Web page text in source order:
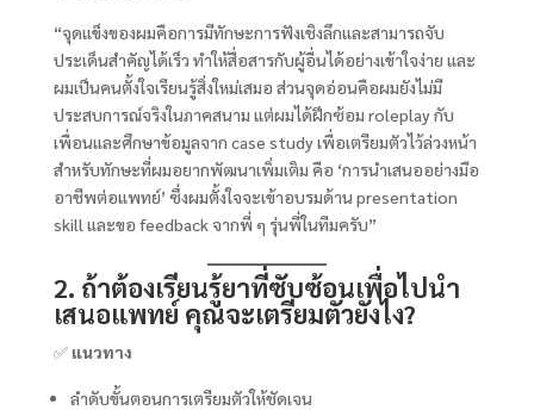
“จุดแข็งของผมคือการมีทักษะการฟังเชิงลึกและสามารถจับ
ประเด็นสำคัญได้เร็ว ทำให้สื่อสารกับผู้อื่นได้อย่างเข้าใจง่าย และ
ผมเป็นคนตั้งใจเรียนรู้สิ่งใหม่เสมอ ส่วนจุดอ่อนคือผมยังไม่มี
ประสบการณ์จริงในภาคสนาม แต่ผมได้ฝึกซ้อม roleplay กับ
เพื่อนและศึกษาข้อมูลจาก case study เพื่อเตรียมตัวไว้ล่วงหน้า
สำหรับทักษะที่ผมอยากพัฒนาเพิ่มเติม คือ ‘การนำเสนออย่างมือ
อาชีพต่อแพทย์’ ซึ่งผมตั้งใจจะเข้าอบรมด้าน presentation
skill และขอ feedback จากพี่ ๆ รุ่นพี่ในทีมครับ”
2. ถ้าต้องเรียนรู้ยาที่ซับซ้อนเพื่อไปนำ
เสนอแพทย์ คุณจะเตรียมตัวยังไง?
✅ แนวทาง
ลำดับขั้นตอนการเตรียมตัวให้ชัดเจน